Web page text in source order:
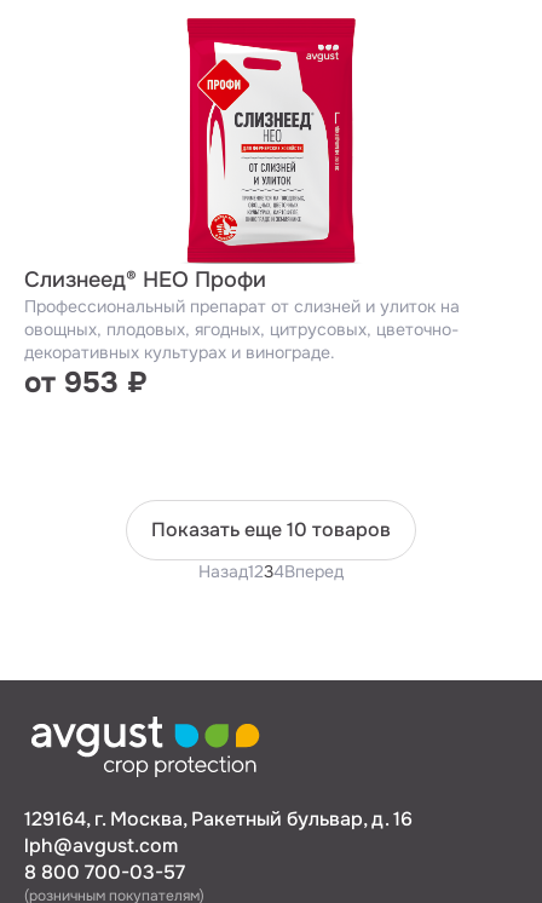
Слизнеед® НЕО Профи
Профессиональный препарат от слизней и улиток на
овощных, плодовых, ягодных, цитрусовых, цветочно-
декоративных культурах и винограде.
от 953 ₽
Показать еще 10 товаров
Назад1234Вперед
129164, г. Москва, Ракетный бульвар, д. 16
lph@avgust.com
8 800 700-03-57
(розничным покупателям)